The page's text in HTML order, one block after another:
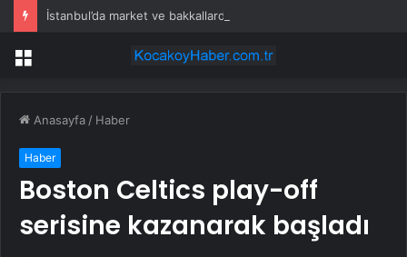
Menü
Anasayfa / Haber
Haber
Boston Celtics play-off
serisine kazanarak başladı